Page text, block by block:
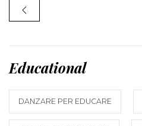
Educational
DANZARE PER EDUCARE